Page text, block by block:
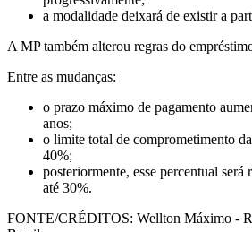
a modalidade deixará de existir a
A MP também alterou regras do
Entre as mudanças:
o prazo máximo de pagamento
anos;
o limite total de comprometimento
40%;
posteriormente, esse percentual será
até 30%.
FONTE/CRÉDITOS: Wellton Máximo -